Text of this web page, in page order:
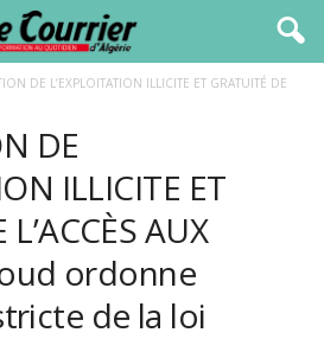
DE L’EXPLOITATION ILLICITE ET GRATUITÉ DE
DE
ILLICITE ET
AUX
ordonne
de la loi